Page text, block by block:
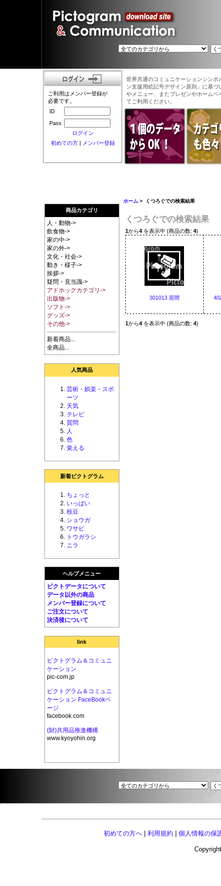
ご利用はメンバー登録が
必要です。
ID
Pass
ログイン
初めての方| メンバー登録
世界共通のコミュニケーションシン
ン支援用絵記号デザイン原則」に基
やメニュー、またプレゼンやホーム
てご利用ください。
商品カテゴリ
人・動物->
飲食物->
家の中->
家の外->
文化・社会->
動き・様子->
挨拶->
疑問・見当識->
アドホックカテゴリ->
出版物->
ソフト->
グッズ->
その他->
新着商品...
全商品...
人気商品
芸術・娯楽・スポ
ーツ
天気
テレビ
質問
人
色
覚える
新着ピクトグラム
ちょっと
いっぱい
枝豆
ショウガ
ワサビ
トウガラシ
ニラ
ヘルプメニュー
ピクトデータについて
データ以外の商品
メンバー登録について
ご注文について
決済後について
link
ピクトグラム＆コミュニ
ケーション
pic-com.jp
ピクトグラム＆コミュニ
ケーション FaceBookペ
ージ
facebook.com
(財)共用品推進機構
www.kyoyohin.org
ホーム > くつろぐでの検索結果
くつろぐでの検索結果
1から4を表示中 (商品の数: 4)
301013 居間
1から4を表示中 (商品の数: 4)
初めての方へ 利用規約 個人情報の保